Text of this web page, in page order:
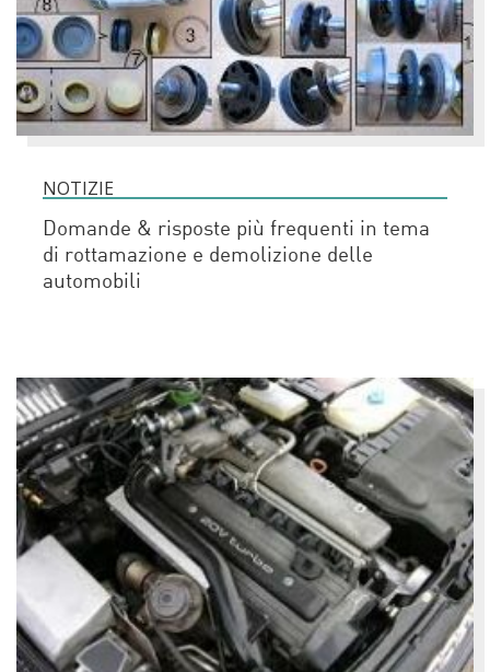
NOTIZIE
Domande & risposte più frequenti in tema
di rottamazione e demolizione delle
automobili